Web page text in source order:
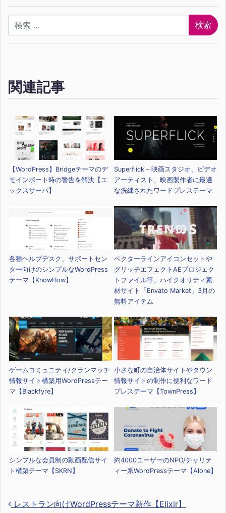
検索
関連記事
【WordPress】Bridgeテーマのデ
モインポート時の警告を解決【エ
ックスサーバ】
Superflick – 映画スタジオ、ビデオ
アーティスト、映画製作者に最適
な洗練されたワードプレステーマ
各種ヘルプデスク、サポートセン
ター向けのシンプルなWordPress
テーマ【KnowHow】
ベクターラインアイコンセットや
グリッチエフェクトAEプロジェク
トファイル等。ハイクオリティ素
材サイト「Envato Market」3月の
無料アイテム
ゲームコミュニティ/クランマッチ
情報サイト構築用WordPressテー
マ【Blackfyre】
小さな町の自治体サイトやタウン
情報サイトの制作に便利なワード
プレステーマ【TownPress】
シンプルな会員制の動画配信サイ
ト構築テーマ【SKRN】
約4000ユーザーのNPO/チャリテ
ィー系WordPressテーマ【Alone】
レストラン向けWordPressテーマ新作【Elixir】